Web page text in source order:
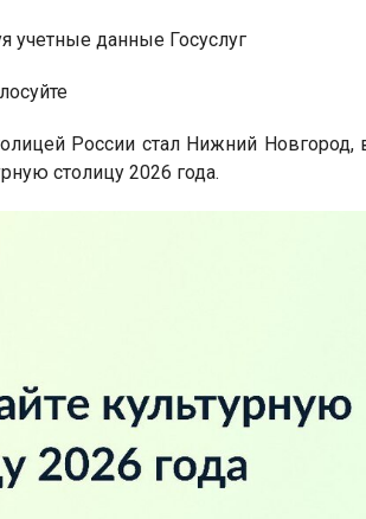
учетные данные Госуслуг
России стал Нижний Новгород,
столицу 2026 года.